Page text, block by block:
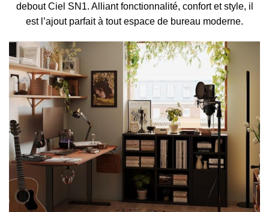
debout Ciel SN1. Alliant fonctionnalité, confort et style, il
est l’ajout parfait à tout espace de bureau moderne.